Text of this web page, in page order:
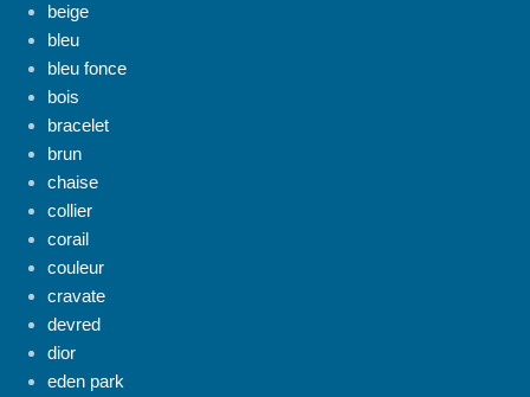
beige
bleu
bleu fonce
bois
bracelet
brun
chaise
collier
corail
couleur
cravate
devred
dior
eden park